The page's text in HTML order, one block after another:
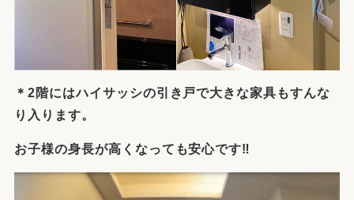
＊2階にはハイサッシの引き戸で大きな家具もすんな
り入ります。
お子様の身長が高くなっても安心です‼